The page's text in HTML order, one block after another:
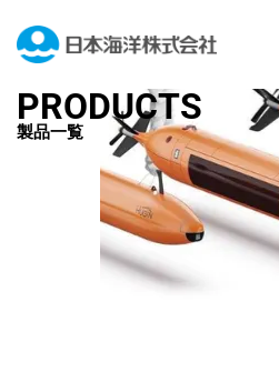
PRODUCTS
製品一覧